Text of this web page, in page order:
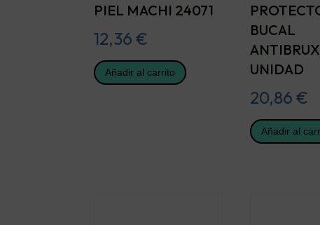
PIEL MACHI 24071
12,36€
Añadir al carrito
BUCAL
UNIDAD
20,86€
Añadir al